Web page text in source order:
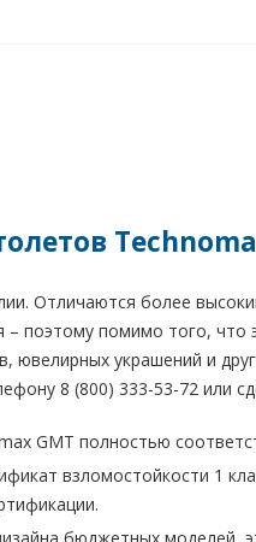
Отличаются более
– поэтому помимо того,
ювелирных украшений и
8 (800) 333-53-72 или
GMT полностью
взломостойкости 1